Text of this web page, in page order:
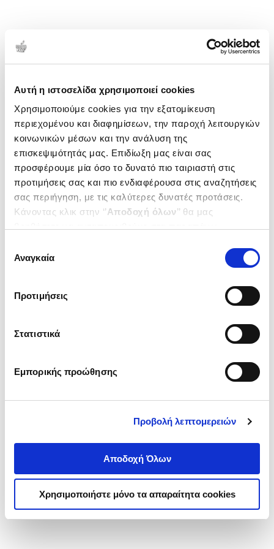
Αυτή η ιστοσελίδα χρησιμοποιεί cookies
Χρησιμοποιούμε cookies για την εξατομίκευση
περιεχομένου και διαφημίσεων, την παροχή λειτουργιών
κοινωνικών μέσων και την ανάλυση της
επισκεψιμότητάς μας. Επιδίωξη μας είναι σας
προσφέρουμε μία όσο το δυνατό πιο ταιριαστή στις
προτιμήσεις σας και πιο ενδιαφέρουσα στις αναζητήσεις
σας περιήγηση, με τις καλύτερες δυνατές προτάσεις.
Κάνοντας κλικ στην ‘’Αποδοχή όλων’’ θα μας
ενδιαφέρουν και να επιλέξετε από τα παρακάτω με την
΄΄και να ενημερωθείτε σχετικά με
συγκατάθεσης
Αναγκαία
Προτιμήσεις
Στατιστικά
Εμπορικής προώθησης
Προβολή λεπτομερειών
Αποδοχή Όλων
Χρησιμοποιήστε μόνο τα απαραίτητα cookies